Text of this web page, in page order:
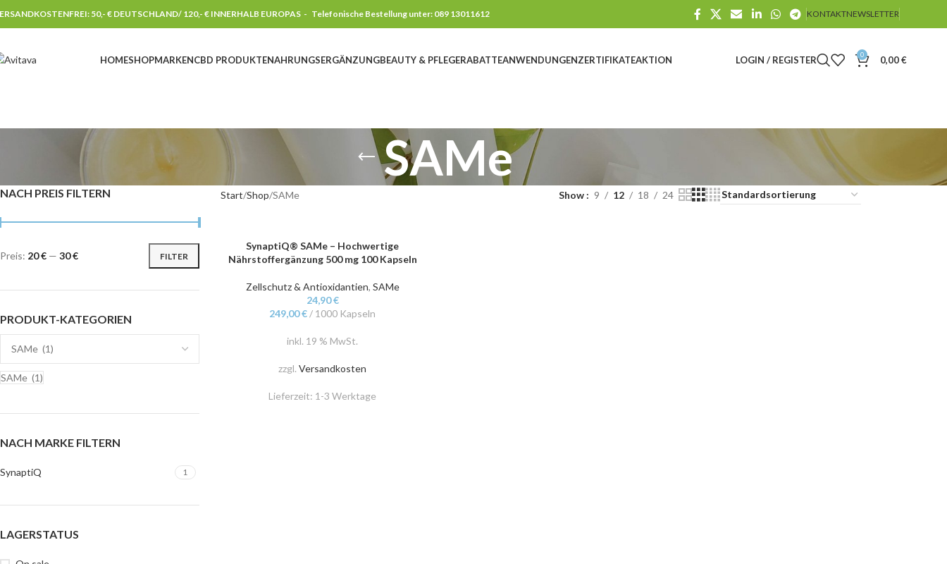
50,- € DEUTSCHLAND/ 120,- € INNERHALB EUROPAS - Telefonische Bestellung unter: 089 13011612 KONTAKTNEWSLETTER
HOMESHOPMARKENCBD PRODUKTENAHRUNGSERGÄNZUNGBEAUTY & PFLEGERABATTEANWENDUNGENZERTIFIKATEAKTION LOGIN / REGISTER 0 0,00€
SAMe
NACH PREIS FILTERN
FILTER
Preis: 20 € — 30 €
PRODUKT-KATEGORIEN
SAMe (1)
NACH MARKE FILTERN
SynaptiQ 1
LAGERSTATUS
Start Shop SAMe Show 9 12 18 24
IN DEN WARENKORB
SynaptiQ® SAMe – Hochwertige
Nährstoffergänzung 500 mg 100 Kapseln
Zellschutz & Antioxidantien, SAMe
24,90€
249,00€ / 1000 Kapseln
inkl. 19 % MwSt.
zzgl.Versandkosten
Lieferzeit: 1-3 Werktage